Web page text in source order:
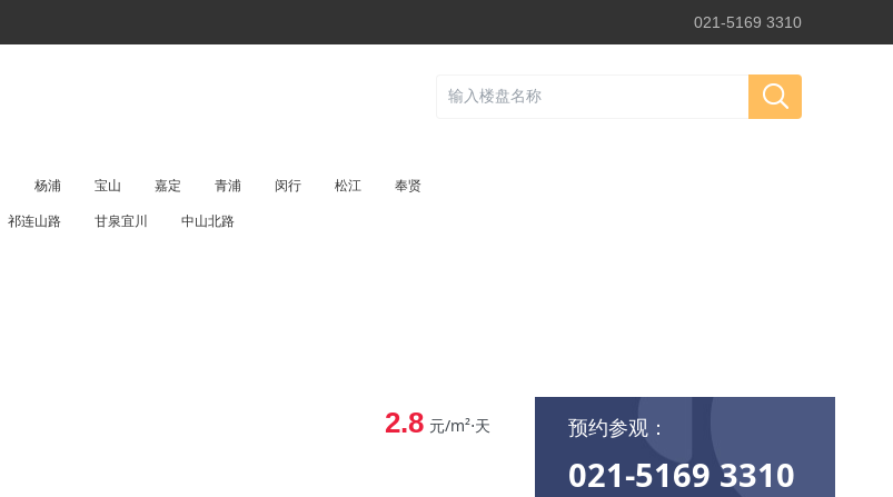
021-5169 3310
杨浦 宝山 嘉定 青浦 闵行 松江
奉贤
祁连山路 甘泉宜川 中山北路
2.8 元/m²⋅天 预约参观：
021-5169 3310